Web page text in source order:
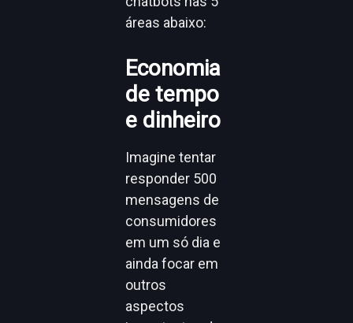
áreas abaixo:
Economia
de tempo
e dinheiro
Imagine tentar
responder 500
mensagens de
consumidores
em um só dia e
ainda focar em
outros
aspectos